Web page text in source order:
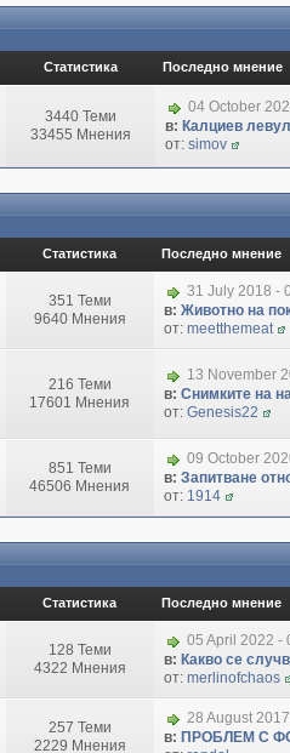
Статистика Последно мнение
3440 Теми
33455 Мнения
04 October
в: Калциев
от: simov
Статистика Последно мнение
351 Теми
9640 Мнения
31 July 2018 -
в: Животно на
от: meetthemeat
216 Теми
17601 Мнения
13 November
в: Снимките на
от: Genesis22
851 Теми
46506 Мнения
09 October
в: Запитване
от: 1914
Статистика Последно мнение
128 Теми
4322 Мнения
05 April 2022 -
в: Какво се
от: merlinofchaos
257 Теми
2229 Мнения
28 August
в: ПРОБЛЕМ С